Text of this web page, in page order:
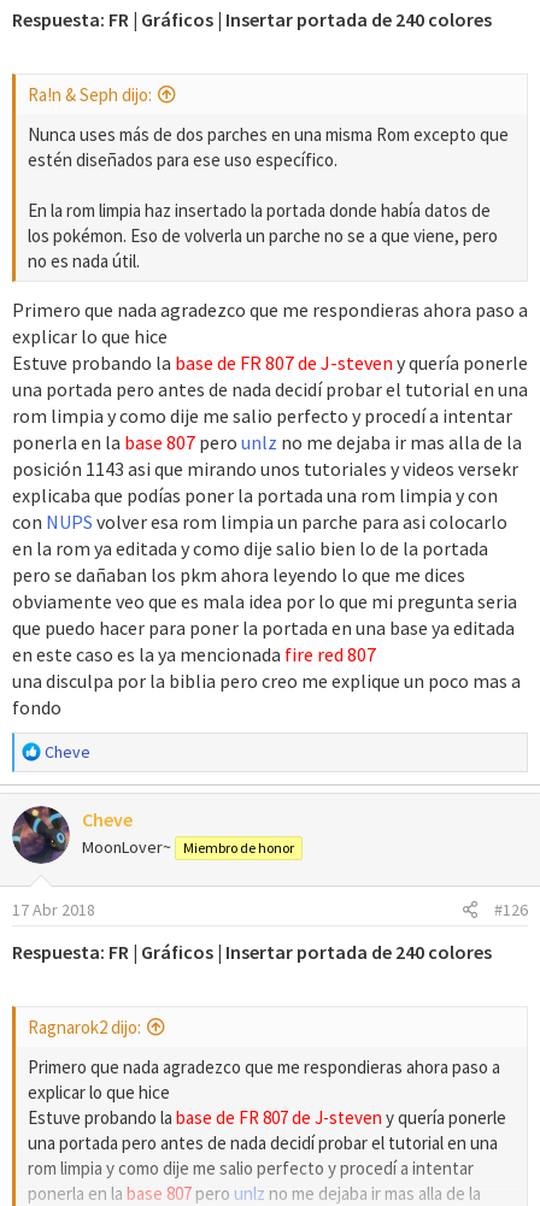
s
Respuesta: FR | Gráficos | Insertar portada de 240 colores
Ra!n & Seph dijo:
Nunca uses más de dos parches en una misma Rom excepto que
estén diseñados para ese uso específico.
En la rom limpia haz insertado la portada donde había datos de
los pokémon. Eso de volverla un parche no se a que viene, pero
no es nada útil.
Primero que nada agradezco que me respondieras ahora paso a
explicar lo que hice
Estuve probando la base de FR 807 de J-steven y quería ponerle
una portada pero antes de nada decidí probar el tutorial en una
rom limpia y como dije me salio perfecto y procedí a intentar
ponerla en la base 807 pero unlz no me dejaba ir mas alla de la
posición 1143 asi que mirando unos tutoriales y videos versekr
explicaba que podías poner la portada una rom limpia y con
con NUPS volver esa rom limpia un parche para asi colocarlo
en la rom ya editada y como dije salio bien lo de la portada
pero se dañaban los pkm ahora leyendo lo que me dices
obviamente veo que es mala idea por lo que mi pregunta seria
que puedo hacer para poner la portada en una base ya editada
en este caso es la ya mencionada fire red 807
una disculpa por la biblia pero creo me explique un poco mas a
fondo
R
e
a
c
c
i
o
n
s
Cheve
Cheve
MoonLover~ Miembro de honor
17 Abr 2018 #126
Respuesta: FR | Gráficos | Insertar portada de 240 colores
Ragnarok2 dijo:
Primero que nada agradezco que me respondieras ahora paso a
explicar lo que hice
Estuve probando la base de FR 807 de J-steven y quería ponerle
una portada pero antes de nada decidí probar el tutorial en una
rom limpia y como dije me salio perfecto y procedí a intentar
ponerla en la base 807 pero unlz no me dejaba ir mas alla de la